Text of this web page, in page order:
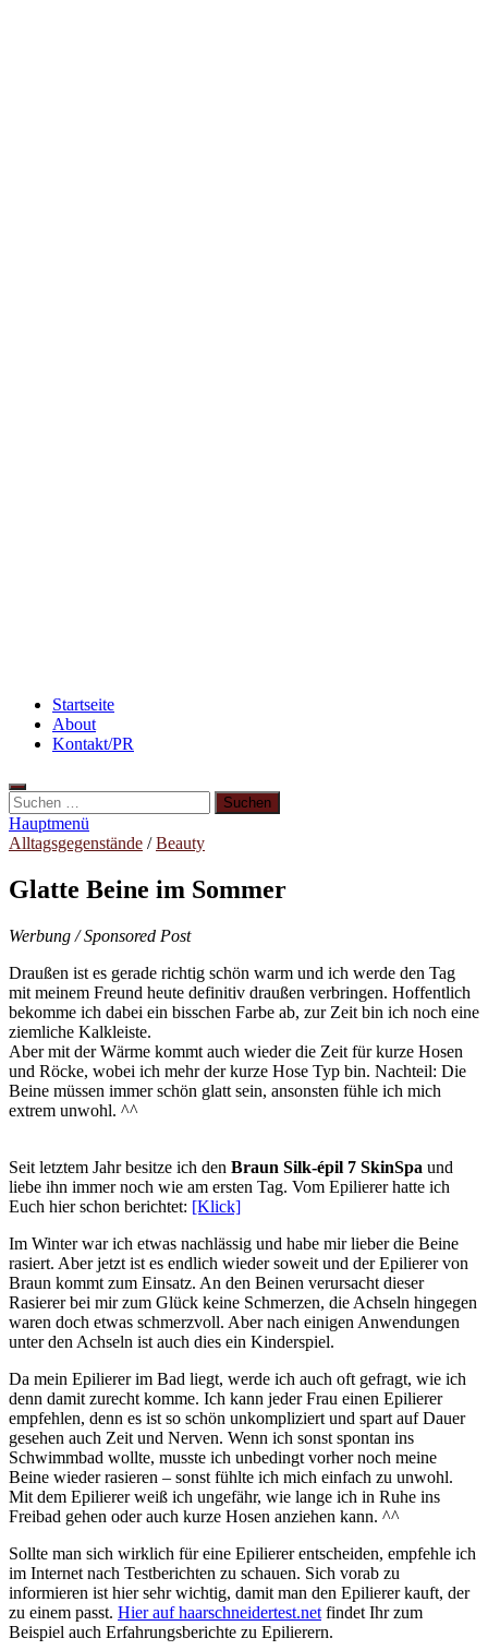
Startseite
About
Kontakt/PR
Suchen
nach:
Hauptmenü
Alltagsgegenstände /Beauty
Glatte Beine im Sommer
Werbung / Sponsored Post
Draußen ist es gerade richtig schön warm und ich werde den Tag
mit meinem Freund heute definitiv draußen verbringen. Hoffentlich
bekomme ich dabei ein bisschen Farbe ab, zur Zeit bin ich noch eine
ziemliche Kalkleiste.
Aber mit der Wärme kommt auch wieder die Zeit für kurze Hosen
und Röcke, wobei ich mehr der kurze Hose Typ bin. Nachteil: Die
Beine müssen immer schön glatt sein, ansonsten fühle ich mich
extrem unwohl. ^^
Seit letztem Jahr besitze ich den Braun Silk-épil 7 SkinSpa und
liebe ihn immer noch wie am ersten Tag. Vom Epilierer hatte ich
Euch hier schon berichtet: [Klick]
Im Winter war ich etwas nachlässig und habe mir lieber die Beine
rasiert. Aber jetzt ist es endlich wieder soweit und der Epilierer von
Braun kommt zum Einsatz. An den Beinen verursacht dieser
Rasierer bei mir zum Glück keine Schmerzen, die Achseln hingegen
waren doch etwas schmerzvoll. Aber nach einigen Anwendungen
unter den Achseln ist auch dies ein Kinderspiel.
Da mein Epilierer im Bad liegt, werde ich auch oft gefragt, wie ich
denn damit zurecht komme. Ich kann jeder Frau einen Epilierer
empfehlen, denn es ist so schön unkompliziert und spart auf Dauer
gesehen auch Zeit und Nerven. Wenn ich sonst spontan ins
Schwimmbad wollte, musste ich unbedingt vorher noch meine
Beine wieder rasieren – sonst fühlte ich mich einfach zu unwohl.
Mit dem Epilierer weiß ich ungefähr, wie lange ich in Ruhe ins
Freibad gehen oder auch kurze Hosen anziehen kann. ^^
Sollte man sich wirklich für eine Epilierer entscheiden, empfehle ich
im Internet nach Testberichten zu schauen. Sich vorab zu
informieren ist hier sehr wichtig, damit man den Epilierer kauft, der
zu einem passt. Hier auf haarschneidertest.net findet Ihr zum
Beispiel auch Erfahrungsberichte zu Epilierern.